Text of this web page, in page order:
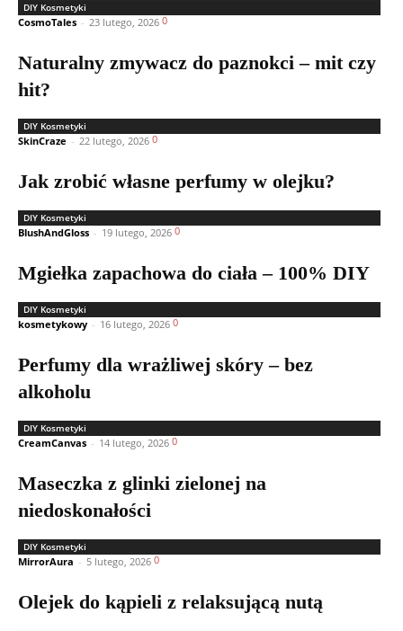
DIY Kosmetyki
CosmoTales - 23 lutego, 2026 0
Naturalny zmywacz do paznokci – mit czy
hit?
DIY Kosmetyki
SkinCraze - 22 lutego, 2026 0
Jak zrobić własne perfumy w olejku?
DIY Kosmetyki
BlushAndGloss - 19 lutego, 2026 0
Mgiełka zapachowa do ciała – 100% DIY
DIY Kosmetyki
kosmetykowy - 16 lutego, 2026 0
Perfumy dla wrażliwej skóry – bez
alkoholu
DIY Kosmetyki
CreamCanvas - 14 lutego, 2026 0
Maseczka z glinki zielonej na
niedoskonałości
DIY Kosmetyki
MirrorAura - 5 lutego, 2026 0
Olejek do kąpieli z relaksującą nutą